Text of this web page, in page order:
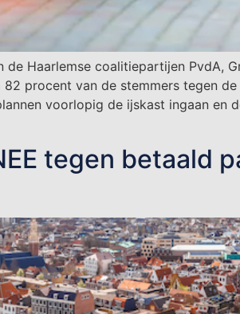
Haarlemse coalitiepartijen PvdA,
procent van de stemmers tegen
voorlopig de ijskast ingaan
tegen betaald